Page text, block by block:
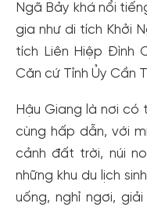
Ngã Bảy khá nổi
gia như di tích Khởi
tích Liên Hiệp Đình
Căn cứ Tỉnh Ủy Cần
Hậu Giang là nơi có
cùng hấp dẫn, với
cảnh đất trời, núi
những khu du lịch
uống, nghỉ ngơi,